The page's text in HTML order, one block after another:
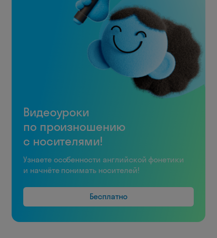
Видеоуроки
по произношению
с носителями!
Узнаете особенности английской фонетики
и начнёте понимать носителей!
Бесплатно